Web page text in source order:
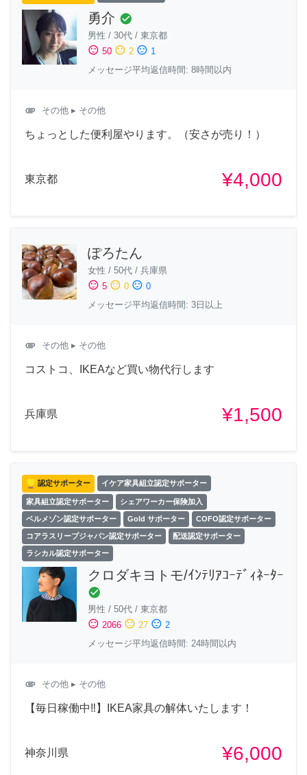
勇介 check_circle
男性 / 30代 / 東京都
sentiment_satisfied 50 sentiment_neutral 2 sentiment_dissatisfied 1
メッセージ平均返信時間: 8時間以内
attachment その他 ▸ その他
ちょっとした便利屋やります。（安さが売り！）
東京都 ¥4,000
ぽろたん
女性 / 50代 / 兵庫県
sentiment_satisfied 5 sentiment_neutral 0 sentiment_dissatisfied 0
メッセージ平均返信時間: 3日以上
attachment その他 ▸ その他
コストコ、IKEAなど買い物代行します
兵庫県 ¥1,500
認定サポーター イケア家具組立認定サポーター
家具組立認定サポーター シェアワーカー保険加入
ベルメゾン認定サポーター Gold サポーター COFO認定サポーター
コアラスリープジャパン認定サポーター 配送認定サポーター
ラシカル認定サポーター
クロダキヨトモ/ｲﾝﾃﾘｱｺｰﾃﾞｨﾈｰﾀｰ
check_circle
男性 / 50代 / 東京都
sentiment_satisfied 2066 sentiment_neutral 27 sentiment_dissatisfied 2
メッセージ平均返信時間: 24時間以内
attachment その他 ▸ その他
【毎日稼働中‼︎】IKEA家具の解体いたします！
神奈川県 ¥6,000